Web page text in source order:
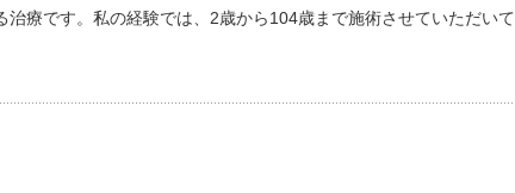
療です。私の経験では、2歳から104歳まで施術させていただいて